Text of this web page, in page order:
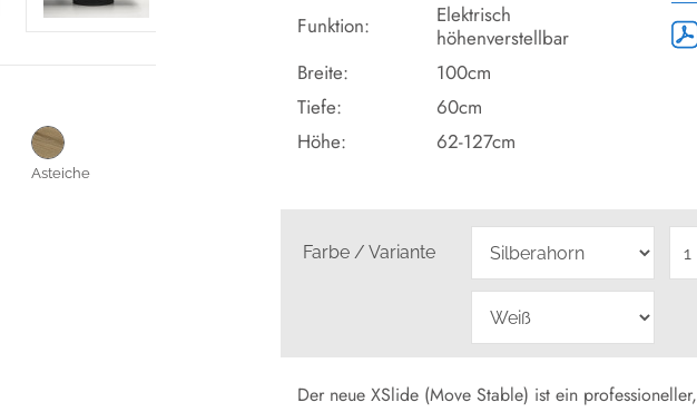
Asteiche
Funktion:
Elektrisch
höhenverstellbar
Breite:
100cm
Tiefe:
60cm
Höhe:
62-127cm
Farbe / Variante
Der neue XSlide (Move Stable) ist ein professioneller,